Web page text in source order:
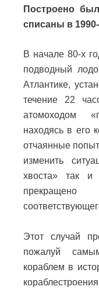
Построено
списаны в
В начале 80-х
подводный
Атлантике,
течение 22
атомоходом
находясь в его
отчаянные
изменить
хвоста» так и
Этот случай
пожалуй
кораблем в